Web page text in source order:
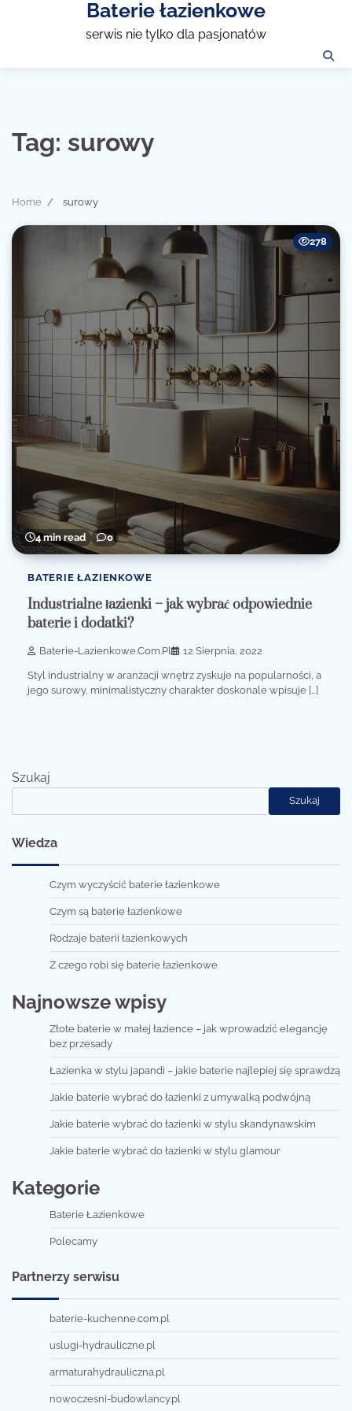
Baterie łazienkowe
serwis nie tylko dla pasjonatów
Tag: surowy
Home surowy
4 min read 0
278
BATERIE ŁAZIENKOWE
Industrialne łazienki – jak wybrać odpowiednie
baterie i dodatki?
Baterie-Lazienkowe.com.pl 12 Sierpnia, 2022
Styl industrialny w aranżacji wnętrz zyskuje na popularności, a
jego surowy, minimalistyczny charakter doskonale wpisuje […]
Szukaj
Szukaj
Wiedza
Czym wyczyścić baterie łazienkowe
Czym są baterie łazienkowe
Rodzaje baterii łazienkowych
Z czego robi się baterie łazienkowe
Najnowsze wpisy
Złote baterie w małej łazience – jak wprowadzić elegancję
bez przesady
Łazienka w stylu japandi – jakie baterie najlepiej się sprawdzą
Jakie baterie wybrać do łazienki z umywalką podwójną
Jakie baterie wybrać do łazienki w stylu skandynawskim
Jakie baterie wybrać do łazienki w stylu glamour
Kategorie
Baterie Łazienkowe
Polecamy
Partnerzy serwisu
baterie-kuchenne.com.pl
uslugi-hydrauliczne.pl
armaturahydrauliczna.pl
nowoczesni-budowlancy.pl